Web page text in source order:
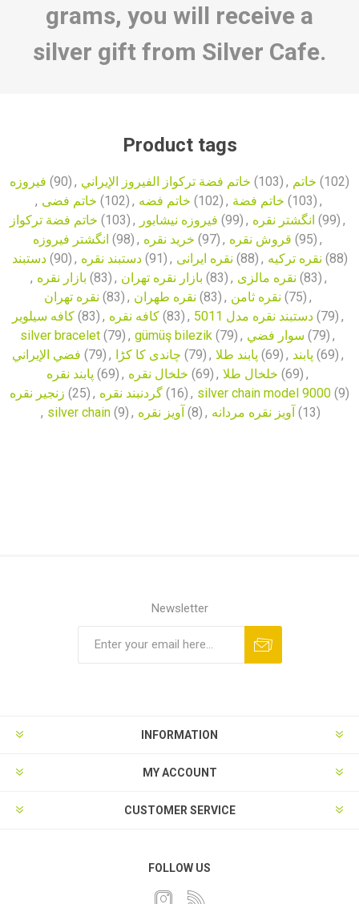
grams, you will receive a
silver gift from Silver Cafe.
Product tags
فیروزه (90) , خاتم فضة تركواز الفيروز الإيراني (103) , خاتم (102)
, خاتم فضی (102) , خاتم فضه (102) , خاتم فضة (103) ,
خاتم فضة تركواز (103) , فیروزه نیشابور (99) , انگشتر نقره (99) ,
انگشتر فیروزه (98) , خرید نقره (97) , قروش نقره (95) ,
دستبند (90) , دستبند نقره (91) , نقره ایرانی (88) , نقره ترکیه (88)
, بازار نقره (83) , بازار نقره تهران (83) , نقره مالزی (83) ,
نقره تهران (83) , نقره طهران (83) , نقره ثامن (75) ,
کافه سیلویر (83) , کافه نقره (83) , دستبند نقره مدل 5011 (79) ,
silver bracelet (79) , gümüş bilezik (79) , سوار فضي (79) ,
فضي الإيراني (79) , چاندی کا کڑا (79) , پابند طلا (69) , پابند (69) ,
پابند نقره (69) , خلخال نقره (69) , خلخال طلا (69) ,
زنجیر نقره (25) , گردنبند نقره (16) , silver chain model 9000 (9)
, silver chain (9) , آویز نقره (8) , آویز نقره مردانه (13)
Newsletter
INFORMATION
MY ACCOUNT
CUSTOMER SERVICE
FOLLOW US